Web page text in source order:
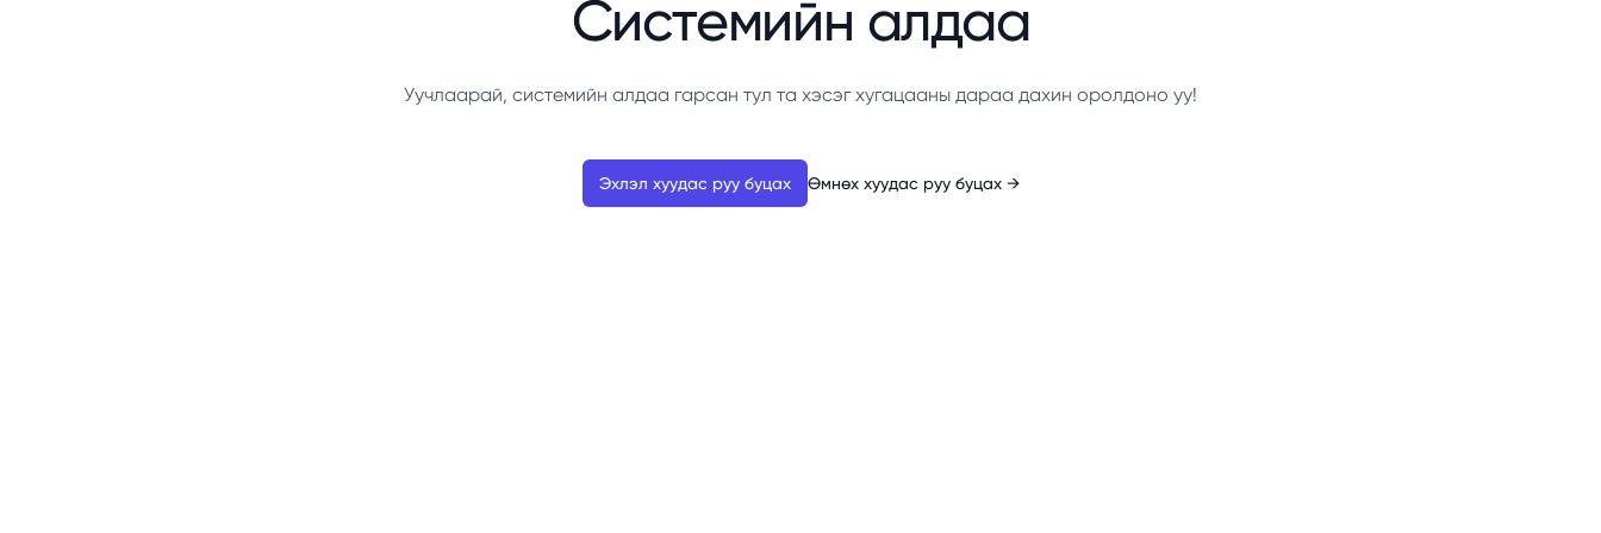
Системийн алдаа
Уучлаарай, системийн алдаа гарсан тул та хэсэг хугацааны дараа дахин оролдоно уу!
Эхлэл хуудас руу буцах Өмнөх хуудас руу буцах →